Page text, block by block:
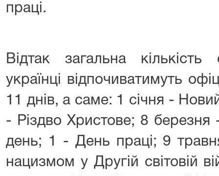
праці.
Відтак загальна
українці відпочиватимуть
11 днів, а саме: 1 січня -
- Різдво Христове; 8
день; 1 - День праці; 9
нацизмом у Другій світовій